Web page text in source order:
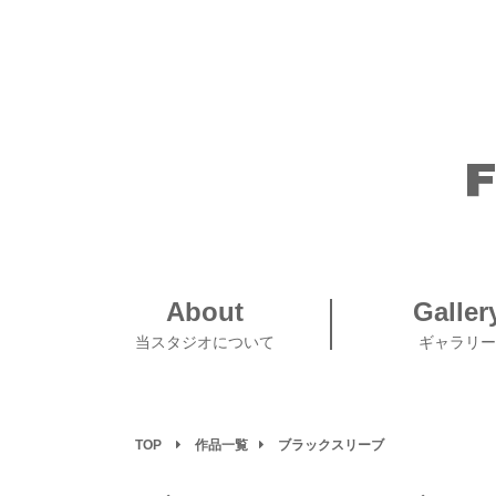
About
当スタジオについて ギャラリー
TOP 作品一覧 ブラックスリーブ